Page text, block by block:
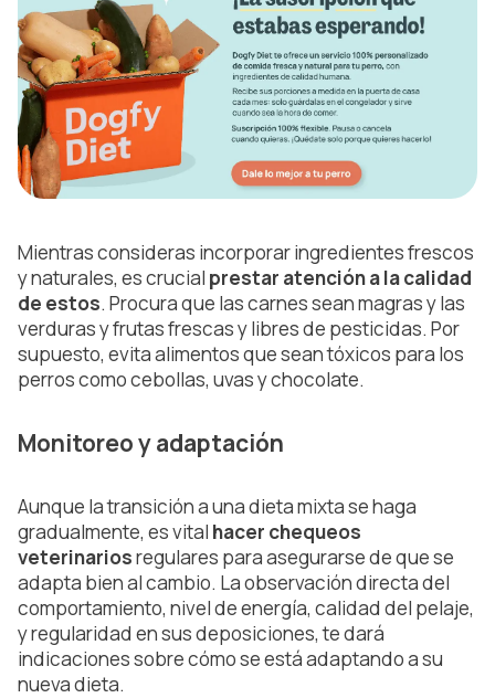
Mientras consideras incorporar ingredientes frescos
y naturales, es crucial prestar atención a la calidad
de estos. Procura que las carnes sean magras y las
verduras y frutas frescas y libres de pesticidas. Por
supuesto, evita alimentos que sean tóxicos para los
perros como cebollas, uvas y chocolate.
Monitoreo y adaptación
Aunque la transición a una dieta mixta se haga
gradualmente, es vital hacer chequeos
veterinariosregulares para asegurarse de que se
adapta bien al cambio. La observación directa del
comportamiento, nivel de energía, calidad del pelaje,
y regularidad en sus deposiciones, te dará
indicaciones sobre cómo se está adaptando a su
nueva dieta.